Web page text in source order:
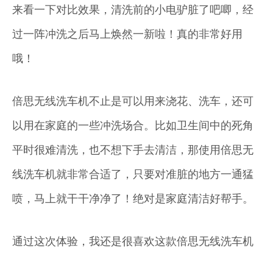
来看一下对比效果，清洗前的小电驴脏了吧唧，经
过一阵冲洗之后马上焕然一新啦！真的非常好用
哦！
倍思无线洗车机不止是可以用来浇花、洗车，还可
以用在家庭的一些冲洗场合。比如卫生间中的死角
平时很难清洗，也不想下手去清洁，那使用倍思无
线洗车机就非常合适了，只要对准脏的地方一通猛
喷，马上就干干净净了！绝对是家庭清洁好帮手。
通过这次体验，我还是很喜欢这款倍思无线洗车机